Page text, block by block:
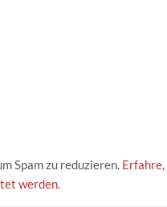
Spam zu reduzieren. Erfahre,
werden.